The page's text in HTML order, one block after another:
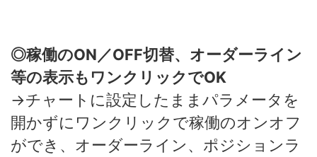
◎稼働のON／OFF切替、オーダーライン
等の表示もワンクリックでOK
→チャートに設定したままパラメータを
開かずにワンクリックで稼働のオンオフ
ができ、オーダーライン、ポジションラ